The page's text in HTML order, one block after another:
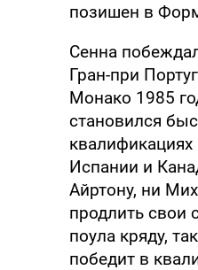
позишен в
Сенна
Гран-при
Монако 1985
становился
Испании и
Айртону, ни
продлить свои
поула кряду,
победит в